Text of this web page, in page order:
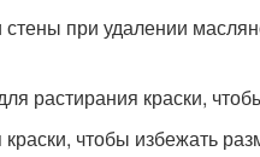
при удалении
растирания краски,
чтобы избежать